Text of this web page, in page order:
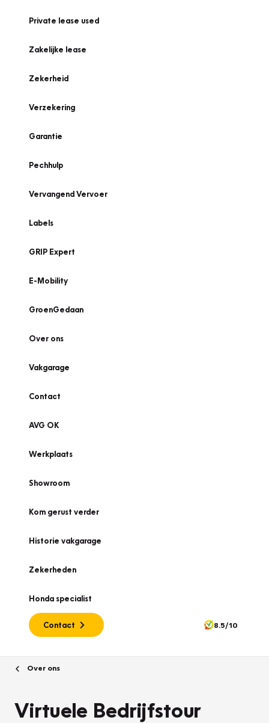
Private lease used
Zakelijke lease
Zekerheid
Verzekering
Garantie
Pechhulp
Vervangend Vervoer
Labels
GRIP Expert
E-Mobility
GroenGedaan
Over ons
Vakgarage
Contact
AVG OK
Werkplaats
Showroom
Kom gerust verder
Historie vakgarage
Zekerheden
Honda specialist
Contact 8.5/10
Over ons
Virtuele Bedrijfstour